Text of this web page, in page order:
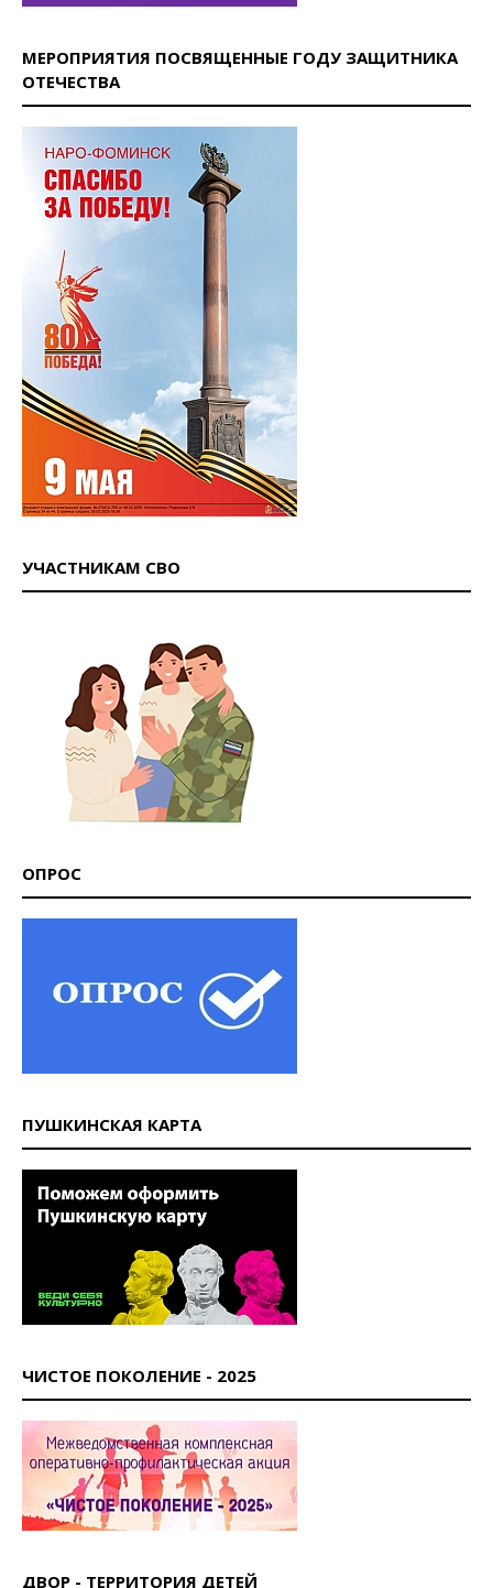
МЕРОПРИЯТИЯ ПОСВЯЩЕННЫЕ ГОДУ ЗАЩИТНИКА
ОТЕЧЕСТВА
УЧАСТНИКАМ СВО
ОПРОС
ПУШКИНСКАЯ КАРТА
ЧИСТОЕ ПОКОЛЕНИЕ - 2025
ДВОР - ТЕРРИТОРИЯ ДЕТЕЙ